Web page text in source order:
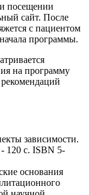
посещении
сайт. После
с пациентом
программы.
на программу
рекомендаций
зависимости.
120 с. ISBN 5-
основания